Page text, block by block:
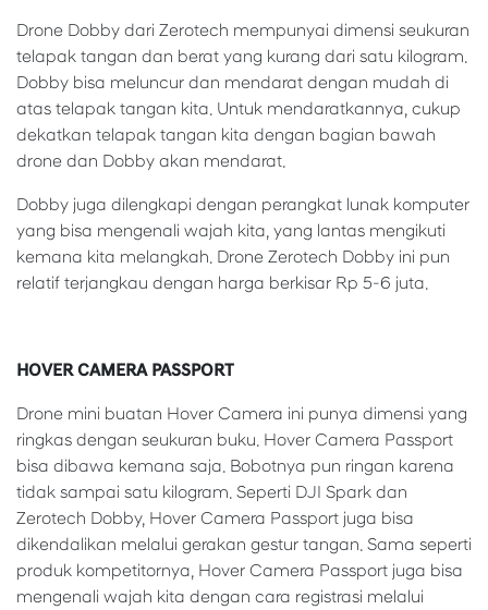
Drone Dobby dari Zerotech mempunyai dimensi seukuran
telapak tangan dan berat yang kurang dari satu kilogram.
Dobby bisa meluncur dan mendarat dengan mudah di
atas telapak tangan kita. Untuk mendaratkannya, cukup
dekatkan telapak tangan kita dengan bagian bawah
drone dan Dobby akan mendarat.
Dobby juga dilengkapi dengan perangkat lunak komputer
yang bisa mengenali wajah kita, yang lantas mengikuti
kemana kita melangkah. Drone Zerotech Dobby ini pun
relatif terjangkau dengan harga berkisar Rp 5-6 juta.
HOVER CAMERA PASSPORT
Drone mini buatan Hover Camera ini punya dimensi yang
ringkas dengan seukuran buku. Hover Camera Passport
bisa dibawa kemana saja. Bobotnya pun ringan karena
tidak sampai satu kilogram. Seperti DJI Spark dan
Zerotech Dobby, Hover Camera Passport juga bisa
dikendalikan melalui gerakan gestur tangan. Sama seperti
produk kompetitornya, Hover Camera Passport juga bisa
mengenali wajah kita dengan cara registrasi melalui